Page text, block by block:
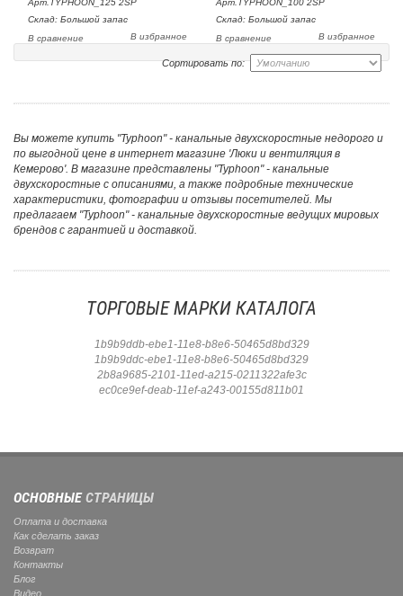
Арт.TYPHOON_125 2SP
Склад: Большой запас
В избранное
В сравнение
Арт.TYPHOON_100 2SP
Склад: Большой запас
В избранное
В сравнение
Сортировать по:
Вы можете купить "Typhoon" - канальные двухскоростные недорого и
по выгодной цене в интернет магазине 'Люки и вентиляция в
Кемерово'. В магазине представлены "Typhoon" - канальные
двухскоростные с описаниями, а также подробные технические
характеристики, фотографии и отзывы посетителей. Мы
предлагаем "Typhoon" - канальные двухскоростные ведущих мировых
брендов с гарантией и доставкой.
ТОРГОВЫЕ МАРКИ КАТАЛОГА
1b9b9ddb-ebe1-11e8-b8e6-50465d8bd329
1b9b9ddc-ebe1-11e8-b8e6-50465d8bd329
2b8a9685-2101-11ed-a215-0211322afe3c
ec0ce9ef-deab-11ef-a243-00155d811b01
ОСНОВНЫЕСТРАНИЦЫ
Оплата и доставка
Как сделать заказ
Возврат
Контакты
Блог
Видео